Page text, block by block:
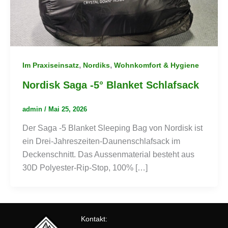
Im Praxiseinsatz, Nordiks, Wohnkomfort & Hygiene
Nordisk Saga -5° Blanket Schlafsack
admin / Mai 25, 2026
Der Saga -5 Blanket Sleeping Bag von Nordisk ist
ein Drei-Jahreszeiten-Daunenschlafsack im
Deckenschnitt. Das Aussenmaterial besteht aus
30D Polyester-Rip-Stop, 100% […]
Kontakt: